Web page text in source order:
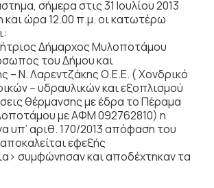
σήμερα στις 31 Ιουλίου 2013
και ώρα 12.00 π.μ. οι κατωτέρω
Δήμαρχος Μυλοποτάμου
του Δήμου και
– Ν. Λαρεντζάκης Ο.Ε.Ε. ( Χονδρικό
– υδραυλικών και εξοπλισμού
θέρμανσης με έδρα το Πέραμα
με ΑΦΜ 092762810) η
υπ’ αριθ. 170/2013 απόφαση του
εφεξής
συμφώνησαν και αποδέχτηκαν τα